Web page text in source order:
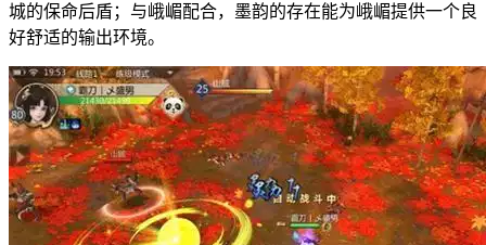
城的保命后盾；与峨嵋配合，墨韵的存在能为峨嵋提供一个良
好舒适的输出环境。